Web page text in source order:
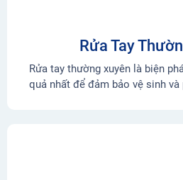
Rửa Tay
Rửa tay thường xuyên là biện
quả nhất để đảm bảo vệ sinh